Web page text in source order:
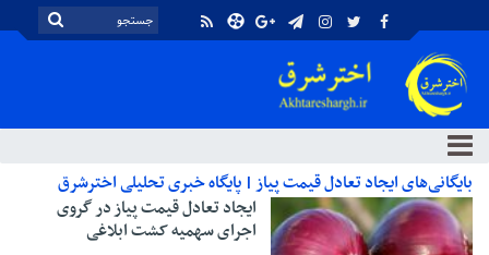
بایگانی‌های ایجاد تعادل قیمت پیاز | پایگاه خبری تحلیلی اخترشرق
ایجاد تعادل قیمت پیاز در گروی
اجرای سهمیه کشت ابلاغی